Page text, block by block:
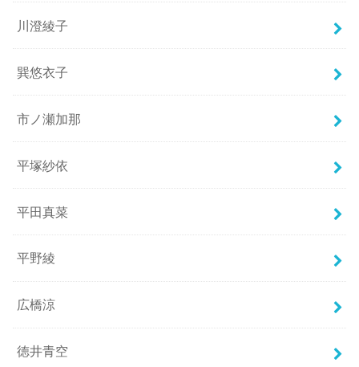
川澄綾子
巽悠衣子
市ノ瀬加那
平塚紗依
平田真菜
平野綾
広橋涼
徳井青空